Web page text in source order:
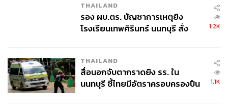
THAILAND
รอง ผบ.ตร. บัญชาการเหตุยิง
โรงเรียนเทพศิรินทร์ นนทบุรี สั่ง
1.2K
THAILAND
สื่อนอกจับตากราดยิง รร. ใน
นนทบุรี ชี้ไทยมีอัตราครอบครองปืน
1.1K